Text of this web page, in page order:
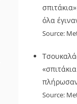
όλα
Source:
πλήρωσαν
Source: